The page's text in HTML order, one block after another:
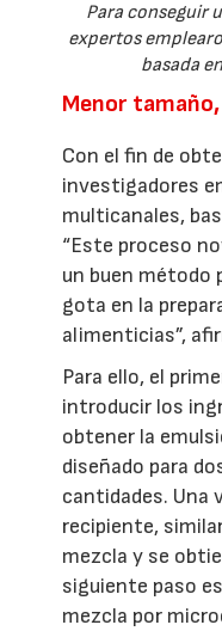
Para conseguir
expertos
basada
Menor
Con el fin de
investigadores
multicanales,
“Este proceso
un buen método
gota en la
alimenticias”,
Para ello, el
introducir los
obtener la
diseñado para
cantidades. Una
recipiente,
mezcla y se
siguiente paso
mezcla por